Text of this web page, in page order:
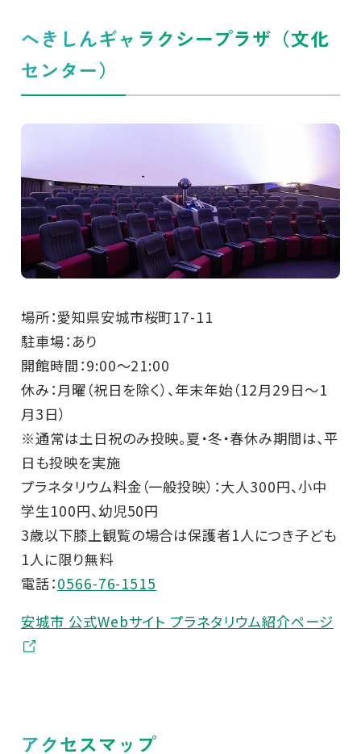
へきしんギャラクシープラザ（文化
センター）
場所：愛知県安城市桜町17-11
駐車場：あり
開館時間：9:00～21:00
休み：月曜（祝日を除く）、年末年始（12月29日～1
月3日）
※通常は土日祝のみ投映。夏・冬・春休み期間は、平
日も投映を実施
プラネタリウム料金（一般投映）：大人300円、小中
学生100円、幼児50円
3歳以下膝上観覧の場合は保護者1人につき子ども
1人に限り無料
電話：0566-76-1515
安城市 公式Webサイト プラネタリウム紹介ページ
アクセスマップ